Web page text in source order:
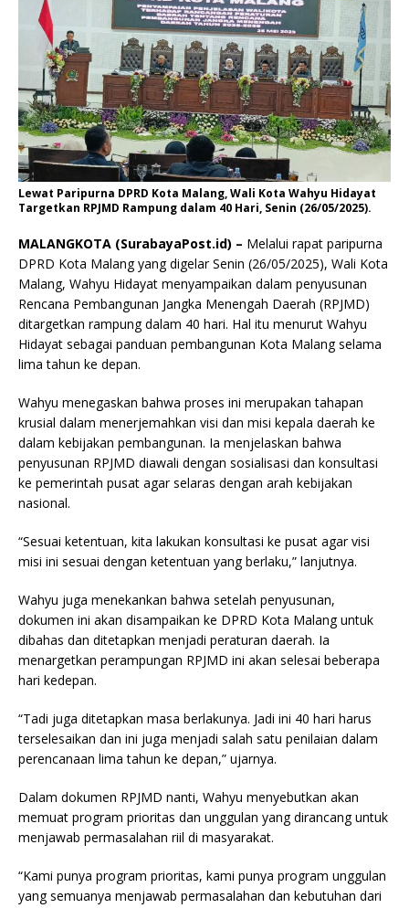
Lewat Paripurna DPRD Kota Malang, Wali Kota Wahyu Hidayat
Targetkan RPJMD Rampung dalam 40 Hari, Senin (26/05/2025).
MALANGKOTA (SurabayaPost.id) – Melalui rapat paripurna
DPRD Kota Malang yang digelar Senin (26/05/2025), Wali Kota
Malang, Wahyu Hidayat menyampaikan dalam penyusunan
Rencana Pembangunan Jangka Menengah Daerah (RPJMD)
ditargetkan rampung dalam 40 hari. Hal itu menurut Wahyu
Hidayat sebagai panduan pembangunan Kota Malang selama
lima tahun ke depan.
Wahyu menegaskan bahwa proses ini merupakan tahapan
krusial dalam menerjemahkan visi dan misi kepala daerah ke
dalam kebijakan pembangunan. Ia menjelaskan bahwa
penyusunan RPJMD diawali dengan sosialisasi dan konsultasi
ke pemerintah pusat agar selaras dengan arah kebijakan
nasional.
“Sesuai ketentuan, kita lakukan konsultasi ke pusat agar visi
misi ini sesuai dengan ketentuan yang berlaku,” lanjutnya.
Wahyu juga menekankan bahwa setelah penyusunan,
dokumen ini akan disampaikan ke DPRD Kota Malang untuk
dibahas dan ditetapkan menjadi peraturan daerah. Ia
menargetkan perampungan RPJMD ini akan selesai beberapa
hari kedepan.
“Tadi juga ditetapkan masa berlakunya. Jadi ini 40 hari harus
terselesaikan dan ini juga menjadi salah satu penilaian dalam
perencanaan lima tahun ke depan,” ujarnya.
Dalam dokumen RPJMD nanti, Wahyu menyebutkan akan
memuat program prioritas dan unggulan yang dirancang untuk
menjawab permasalahan riil di masyarakat.
“Kami punya program prioritas, kami punya program unggulan
yang semuanya menjawab permasalahan dan kebutuhan dari